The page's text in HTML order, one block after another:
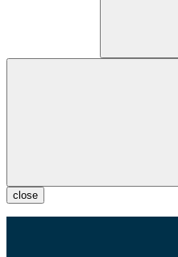
close